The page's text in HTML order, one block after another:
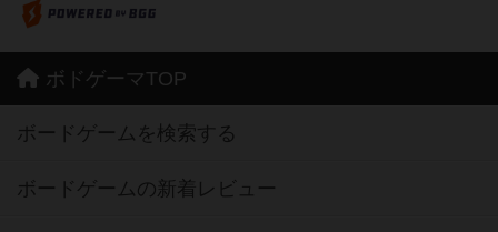
ボドゲーマTOP
ボードゲームを検索する
ボードゲームの新着レビュー